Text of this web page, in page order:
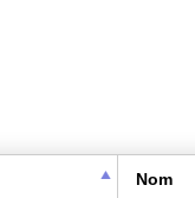
Nom